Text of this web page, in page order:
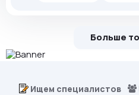
Больше
Ищем специалистов